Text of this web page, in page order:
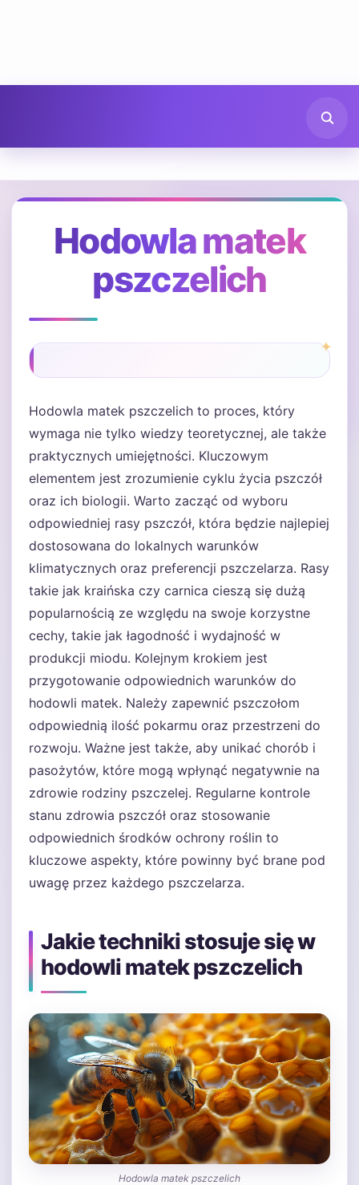
Hodowla matek
pszczelich
Hodowla matek pszczelich to proces, który
wymaga nie tylko wiedzy teoretycznej, ale także
praktycznych umiejętności. Kluczowym
elementem jest zrozumienie cyklu życia pszczół
oraz ich biologii. Warto zacząć od wyboru
odpowiedniej rasy pszczół, która będzie najlepiej
dostosowana do lokalnych warunków
klimatycznych oraz preferencji pszczelarza. Rasy
takie jak kraińska czy carnica cieszą się dużą
popularnością ze względu na swoje korzystne
cechy, takie jak łagodność i wydajność w
produkcji miodu. Kolejnym krokiem jest
przygotowanie odpowiednich warunków do
hodowli matek. Należy zapewnić pszczołom
odpowiednią ilość pokarmu oraz przestrzeni do
rozwoju. Ważne jest także, aby unikać chorób i
pasożytów, które mogą wpłynąć negatywnie na
zdrowie rodziny pszczelej. Regularne kontrole
stanu zdrowia pszczół oraz stosowanie
odpowiednich środków ochrony roślin to
kluczowe aspekty, które powinny być brane pod
uwagę przez każdego pszczelarza.
Jakie techniki stosuje się w
hodowli matek pszczelich
Hodowla matek pszczelich